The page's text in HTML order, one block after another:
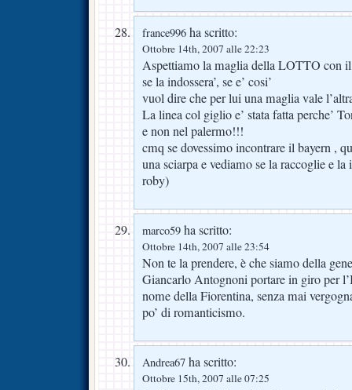
france996 ha scritto:
Ottobre 14th, 2007 alle 22:23
Aspettiamo la maglia della LOTTO con
se la indossera’, se e’ cosi’
vuol dire che per lui una maglia vale
La linea col giglio e’ stata fatta perche’
e non nel palermo!!!
cmq se dovessimo incontrare il bayern ,
una sciarpa e vediamo se la raccoglie e
roby)
marco59 ha scritto:
Ottobre 14th, 2007 alle 23:54
Non te la prendere, è che siamo della
Giancarlo Antognoni portare in giro per
nome della Fiorentina, senza mai
po’ di romanticismo.
Andrea67 ha scritto:
Ottobre 15th, 2007 alle 07:25